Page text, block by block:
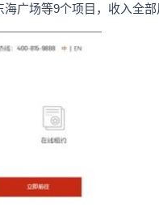
场等9个项目，收入全